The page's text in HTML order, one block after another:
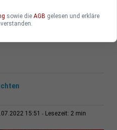
ist bereits
einzelner
15:51 Lesezeit: 2 min
sowie die AGB gelesen und erkläre